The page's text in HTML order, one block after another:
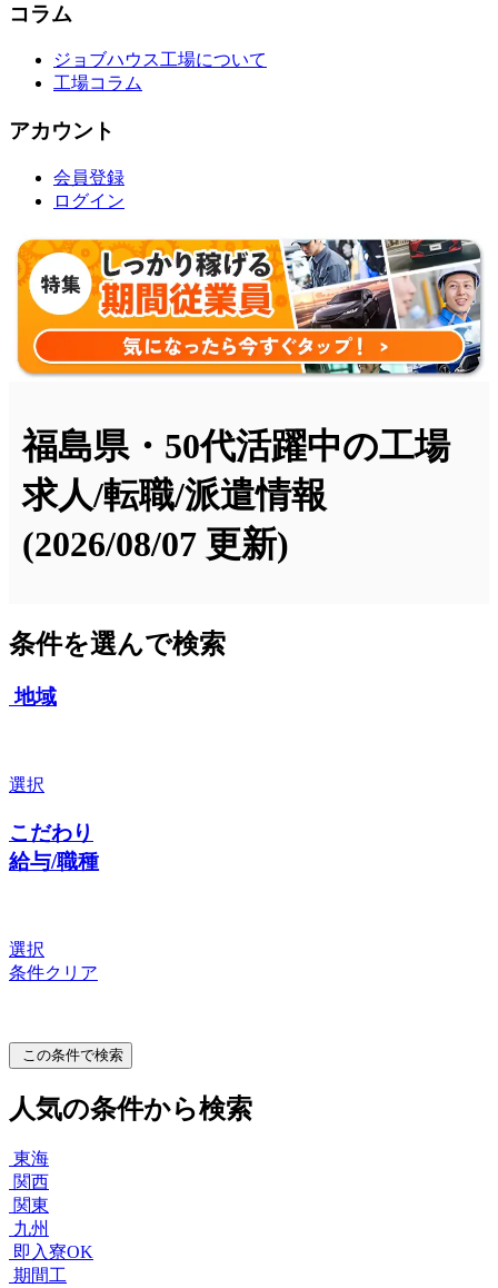
コラム
ジョブハウス工場について
工場コラム
アカウント
会員登録
ログイン
福島県・50代活躍中の工場
求人/転職/派遣情報
(2026/08/07 更新)
条件を選んで検索
地域
選択
こだわり
給与/職種
選択
条件クリア
この条件で検索
人気の条件から検索
東海
関西
関東
九州
即入寮OK
期間工